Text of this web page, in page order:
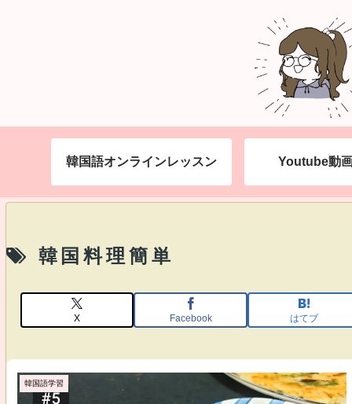
韓国語オンラインレッスン Youtube動
韓国料理簡単
X Facebook はてブ
韓国語学習